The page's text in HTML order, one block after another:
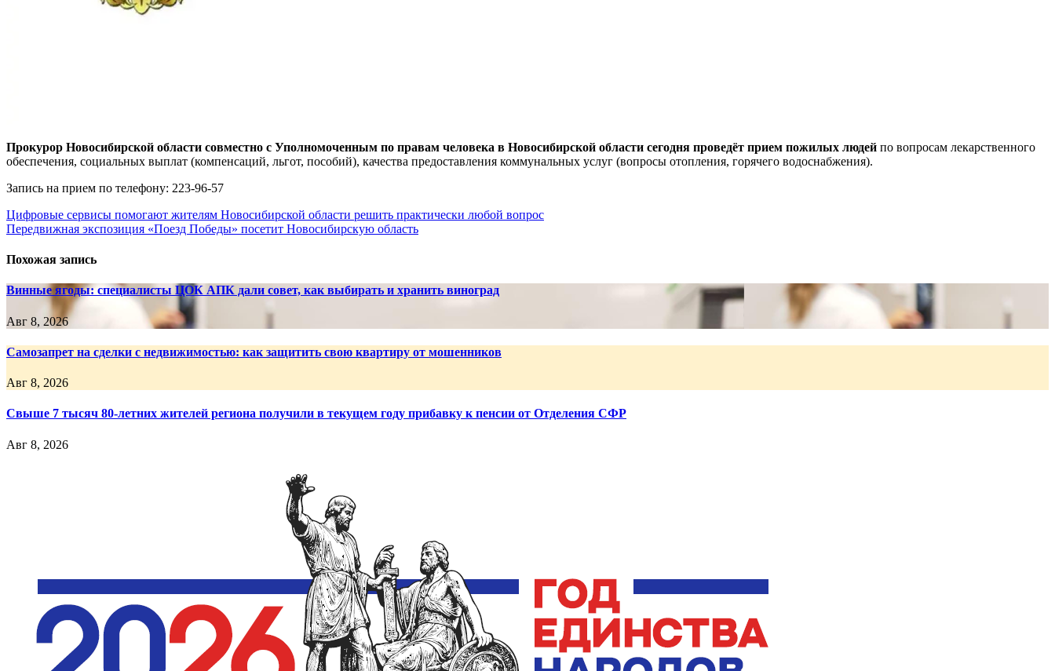
Прокурор Новосибирской области совместно с Уполномоченным по правам человека в Новосибирской области сегодня проведёт прием пожилых людей по вопросам лекарственного
обеспечения, социальных выплат (компенсаций, льгот, пособий), качества предоставления коммунальных услуг (вопросы отопления, горячего водоснабжения).
Запись на прием по телефону: 223-96-57
Навигация
по
записям
Цифровые сервисы помогают жителям Новосибирской области решить практически любой вопрос
Передвижная экспозиция «Поезд Победы» посетит Новосибирскую область
Похожая запись
Винные ягоды: специалисты ЦОК АПК дали совет, как выбирать и хранить виноград
Авг 8, 2026
Самозапрет на сделки с недвижимостью: как защитить свою квартиру от мошенников
Авг 8, 2026
Свыше 7 тысяч 80-летних жителей региона получили в текущем году прибавку к пенсии от Отделения СФР
Авг 8, 2026